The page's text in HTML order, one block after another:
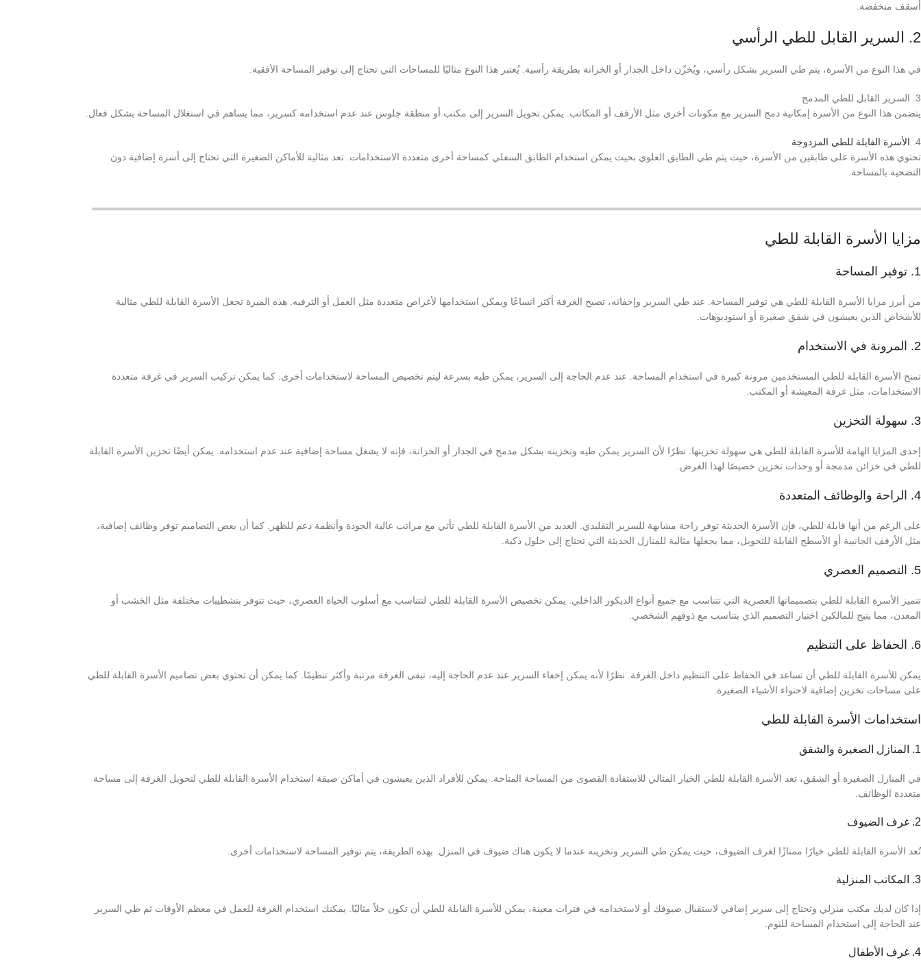
أسقف منخفضة.
2. السرير القابل للطي الرأسي
في هذا النوع من الأسرة، يتم طي السرير بشكل رأسي، ويُخزّن داخل الجدار أو الخزانة بطريقة رأسية. يُعتبر هذا النوع مثاليًا للمساحات التي تحتاج إلى توفير المساحة الأفقية.
3. السرير القابل للطي المدمج
يتضمن هذا النوع من الأسرة إمكانية دمج السرير مع مكونات أخرى مثل الأرفف أو المكاتب. يمكن تحويل السرير إلى مكتب أو منطقة جلوس عند عدم استخدامه كسرير، مما يساهم في استغلال المساحة بشكل فعال.
4. الأسرة القابلة للطي المزدوجة
تحتوي هذه الأسرة على طابقين من الأسرة، حيث يتم طي الطابق العلوي بحيث يمكن استخدام الطابق السفلي كمساحة أخرى متعددة الاستخدامات. تعد مثالية للأماكن الصغيرة التي تحتاج إلى أسرة إضافية دون
التضحية بالمساحة.
مزايا الأسرة القابلة للطي
1. توفير المساحة
من أبرز مزايا الأسرة القابلة للطي هي توفير المساحة. عند طي السرير وإخفائه، تصبح الغرفة أكثر اتساعًا ويمكن استخدامها لأغراض متعددة مثل العمل أو الترفيه. هذه الميزة تجعل الأسرة القابلة للطي مثالية
للأشخاص الذين يعيشون في شقق صغيرة أو استوديوهات.
2. المرونة في الاستخدام
تمنح الأسرة القابلة للطي المستخدمين مرونة كبيرة في استخدام المساحة. عند عدم الحاجة إلى السرير، يمكن طيه بسرعة ليتم تخصيص المساحة لاستخدامات أخرى. كما يمكن تركيب السرير في غرفة متعددة
الاستخدامات، مثل غرفة المعيشة أو المكتب.
3. سهولة التخزين
إحدى المزايا الهامة للأسرة القابلة للطي هي سهولة تخزينها. نظرًا لأن السرير يمكن طيه وتخزينه بشكل مدمج في الجدار أو الخزانة، فإنه لا يشغل مساحة إضافية عند عدم استخدامه. يمكن أيضًا تخزين الأسرة القابلة
للطي في خزائن مدمجة أو وحدات تخزين خصيصًا لهذا الغرض.
4. الراحة والوظائف المتعددة
على الرغم من أنها قابلة للطي، فإن الأسرة الحديثة توفر راحة مشابهة للسرير التقليدي. العديد من الأسرة القابلة للطي تأتي مع مراتب عالية الجودة وأنظمة دعم للظهر. كما أن بعض التصاميم توفر وظائف إضافية،
مثل الأرفف الجانبية أو الأسطح القابلة للتحويل، مما يجعلها مثالية للمنازل الحديثة التي تحتاج إلى حلول ذكية.
5. التصميم العصري
تتميز الأسرة القابلة للطي بتصميماتها العصرية التي تتناسب مع جميع أنواع الديكور الداخلي. يمكن تخصيص الأسرة القابلة للطي لتتناسب مع أسلوب الحياة العصري، حيث تتوفر بتشطيبات مختلفة مثل الخشب أو
المعدن، مما يتيح للمالكين اختيار التصميم الذي يتناسب مع ذوقهم الشخصي.
6. الحفاظ على التنظيم
يمكن للأسرة القابلة للطي أن تساعد في الحفاظ على التنظيم داخل الغرفة. نظرًا لأنه يمكن إخفاء السرير عند عدم الحاجة إليه، تبقى الغرفة مرتبة وأكثر تنظيمًا. كما يمكن أن تحتوي بعض تصاميم الأسرة القابلة للطي
على مساحات تخزين إضافية لاحتواء الأشياء الصغيرة.
استخدامات الأسرة القابلة للطي
1. المنازل الصغيرة والشقق
في المنازل الصغيرة أو الشقق، تعد الأسرة القابلة للطي الخيار المثالي للاستفادة القصوى من المساحة المتاحة. يمكن للأفراد الذين يعيشون في أماكن ضيقة استخدام الأسرة القابلة للطي لتحويل الغرفة إلى مساحة
متعددة الوظائف.
2. غرف الضيوف
تُعد الأسرة القابلة للطي خيارًا ممتازًا لغرف الضيوف، حيث يمكن طي السرير وتخزينه عندما لا يكون هناك ضيوف في المنزل. بهذه الطريقة، يتم توفير المساحة لاستخدامات أخرى.
3. المكاتب المنزلية
إذا كان لديك مكتب منزلي وتحتاج إلى سرير إضافي لاستقبال ضيوفك أو لاستخدامه في فترات معينة، يمكن للأسرة القابلة للطي أن تكون حلاً مثاليًا. يمكنك استخدام الغرفة للعمل في معظم الأوقات ثم طي السرير
عند الحاجة إلى استخدام المساحة للنوم.
4. غرف الأطفال
Facebook
YouTube